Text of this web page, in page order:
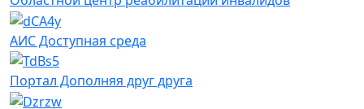
АИС Доступная среда
Портал Дополняя друг друга